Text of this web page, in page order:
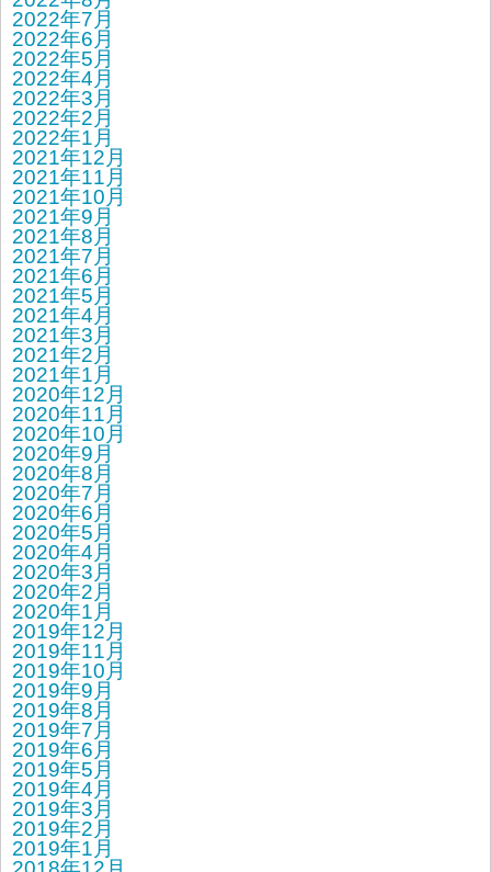
2022年7月
2022年6月
2022年5月
2022年4月
2022年3月
2022年2月
2022年1月
2021年12月
2021年11月
2021年10月
2021年9月
2021年8月
2021年7月
2021年6月
2021年5月
2021年4月
2021年3月
2021年2月
2021年1月
2020年12月
2020年11月
2020年10月
2020年9月
2020年8月
2020年7月
2020年6月
2020年5月
2020年4月
2020年3月
2020年2月
2020年1月
2019年12月
2019年11月
2019年10月
2019年9月
2019年8月
2019年7月
2019年6月
2019年5月
2019年4月
2019年3月
2019年2月
2019年1月